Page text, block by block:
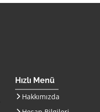
Hızlı Menü
Hakkımızda